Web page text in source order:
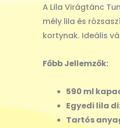
A Lila Virágtánc
mély lila és
kortynak. Ideális
Főbb Jellemzők:
590 ml
Egyedi lila
Tartós